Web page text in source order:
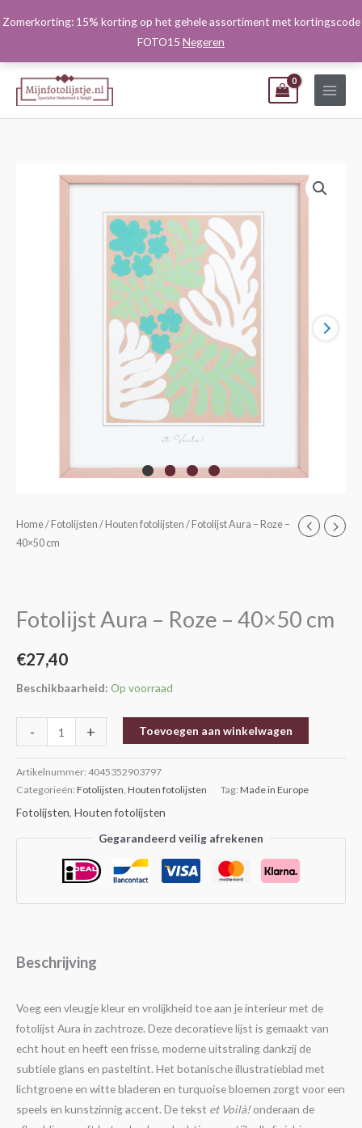
Zomerkorting: 15% korting op het gehele assortiment met kortingscode
FOTO15 Negeren
naar
Home/ Fotolijsten / Houten fotolijsten / Fotolijst Aura – Roze –
40×50 cm
Fotolijst Aura – Roze – 40×50 cm
€27,40
Beschikbaarheid: Op voorraad
-
Fotolijst
Aura
40x50
aantal
+ Toevoegen aan winkelwagen
Artikelnummer: 4045352903797
Categorieën: Fotolijsten Houten fotolijsten Tag: Made in Europe
Fotolijsten, Houten fotolijsten
Gegarandeerd veilig afrekenen
Beschrijving
Voeg een vleugje kleur en vrolijkheid toe aan je interieur met de
fotolijst Aura in zachtroze. Deze decoratieve lijst is gemaakt van
echt hout en heeft een frisse, moderne uitstraling dankzij de
subtiele glans en pasteltint. Het botanische illustratieblad met
lichtgroene en witte bladeren en turquoise bloemen zorgt voor een
speels en kunstzinnig accent. De tekst et Voilà!onderaan de